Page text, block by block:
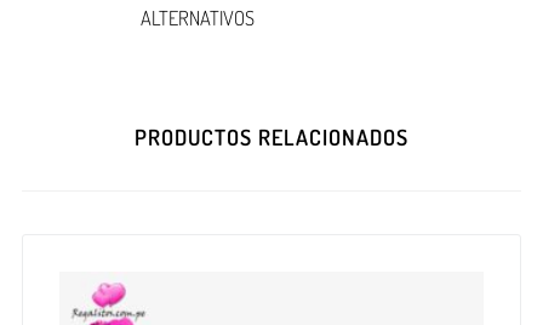
ALTERNATIVOS
PRODUCTOS RELACIONADOS